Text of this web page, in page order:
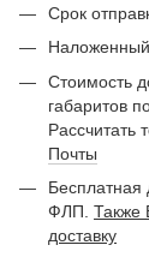
Срок
Стоимость
габаритов
Рассчитать
Почты
Бесплатная
ФЛП. Также
доставку